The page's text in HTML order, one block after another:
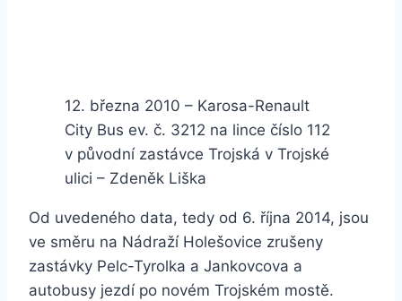
12. března 2010 – Karosa-Renault
City Bus ev. č. 3212 na lince číslo 112
v původní zastávce Trojská v Trojské
ulici – Zdeněk Liška
Od uvedeného data, tedy od 6. října 2014, jsou
ve směru na Nádraží Holešovice zrušeny
zastávky Pelc-Tyrolka a Jankovcova a
autobusy jezdí po novém Trojském mostě.